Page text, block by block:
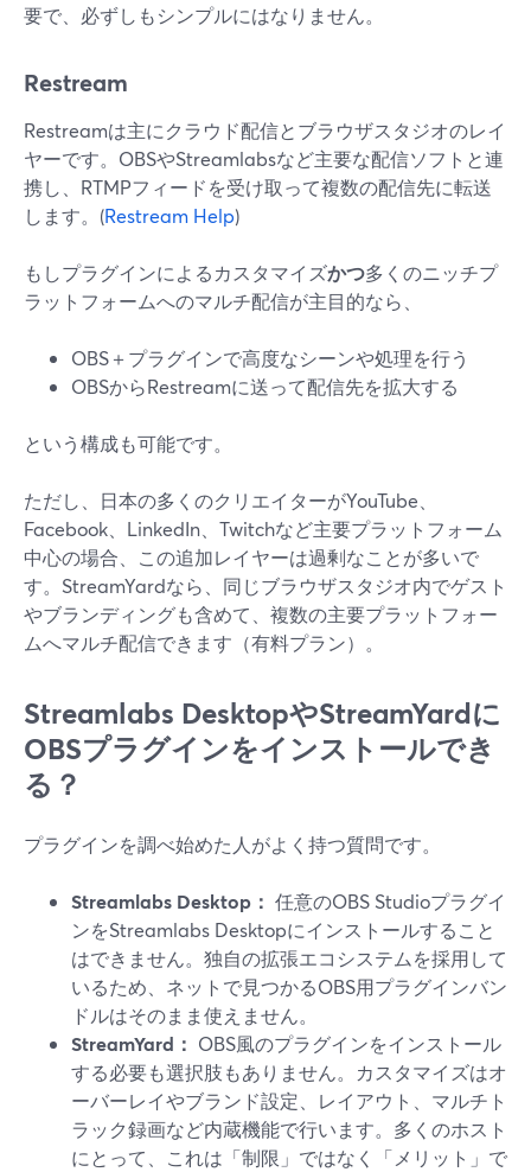
要で、必ずしもシンプルにはなりません。
Restream
Restreamは主にクラウド配信とブラウザスタジオのレイ
ヤーです。OBSやStreamlabsなど主要な配信ソフトと連
携し、RTMPフィードを受け取って複数の配信先に転送
します。(Restream Help)
もしプラグインによるカスタマイズかつ多くのニッチプ
ラットフォームへのマルチ配信が主目的なら、
OBS＋プラグインで高度なシーンや処理を行う
OBSからRestreamに送って配信先を拡大する
という構成も可能です。
ただし、日本の多くのクリエイターがYouTube、
Facebook、LinkedIn、Twitchなど主要プラットフォーム
中心の場合、この追加レイヤーは過剰なことが多いで
す。StreamYardなら、同じブラウザスタジオ内でゲスト
やブランディングも含めて、複数の主要プラットフォー
ムへマルチ配信できます（有料プラン）。
Streamlabs DesktopやStreamYardに
OBSプラグインをインストールでき
る？
プラグインを調べ始めた人がよく持つ質問です。
Streamlabs Desktop： 任意のOBS Studioプラグイ
ンをStreamlabs Desktopにインストールすること
はできません。独自の拡張エコシステムを採用して
いるため、ネットで見つかるOBS用プラグインバン
ドルはそのまま使えません。
StreamYard： OBS風のプラグインをインストール
する必要も選択肢もありません。カスタマイズはオ
ーバーレイやブランド設定、レイアウト、マルチト
ラック録画など内蔵機能で行います。多くのホスト
にとって、これは「制限」ではなく「メリット」で